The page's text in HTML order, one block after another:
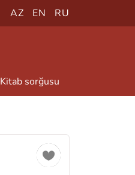
AZ EN RU
Kitab sorğusu